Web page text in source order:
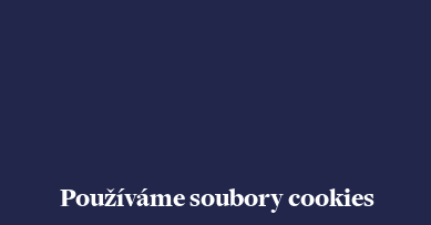
Používáme soubory cookies